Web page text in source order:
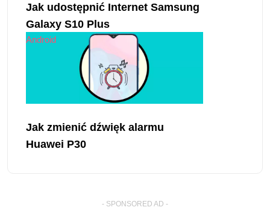
Jak udostępnić Internet Samsung
Galaxy S10 Plus
Android
Jak zmienić dźwięk alarmu
Huawei P30
- SPONSORED AD -